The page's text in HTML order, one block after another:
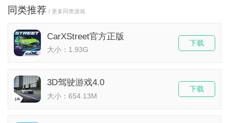
同类推荐 / 更多同类游戏
CarXStreet官方正版
大小：1.93G
下载
3D驾驶游戏4.0
大小：654.13M
下载